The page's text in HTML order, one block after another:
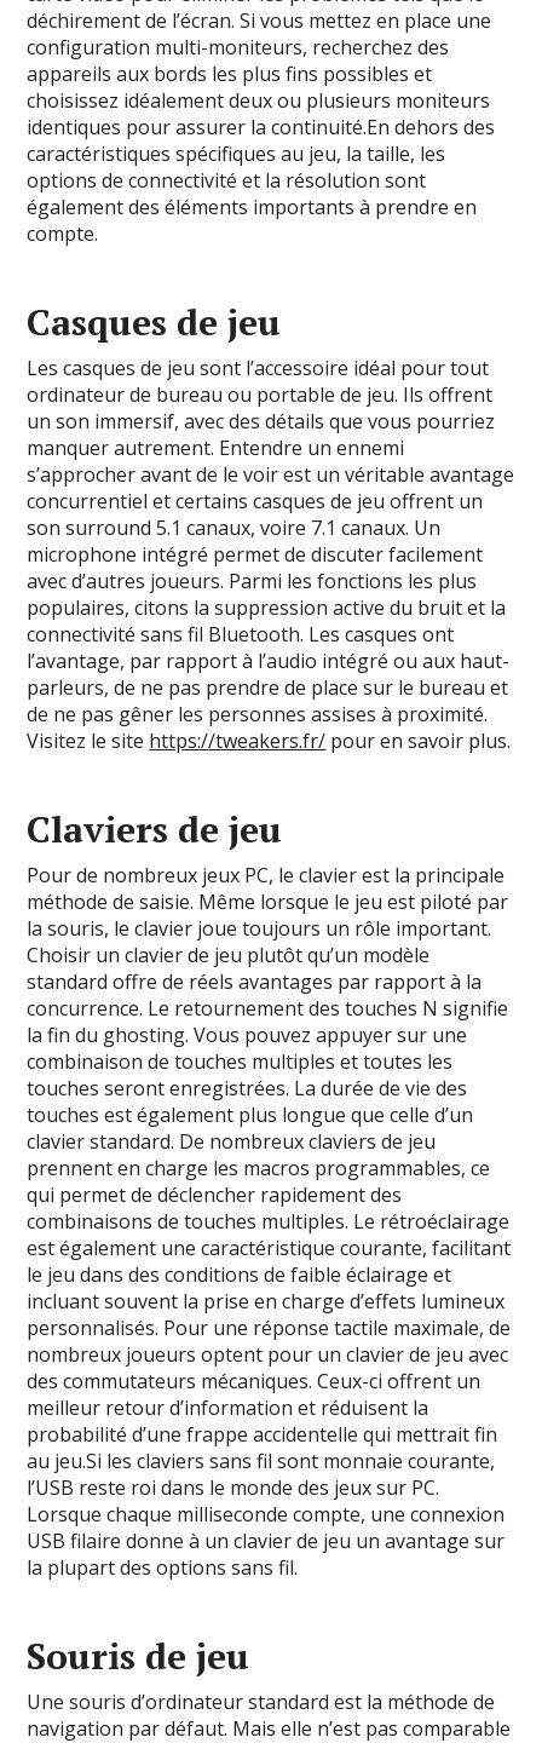
déchirement de l’écran. Si vous mettez en place une
configuration multi-moniteurs, recherchez des
appareils aux bords les plus fins possibles et
choisissez idéalement deux ou plusieurs moniteurs
identiques pour assurer la continuité.En dehors des
caractéristiques spécifiques au jeu, la taille, les
options de connectivité et la résolution sont
également des éléments importants à prendre en
compte.
Casques de jeu
Les casques de jeu sont l’accessoire idéal pour tout
ordinateur de bureau ou portable de jeu. Ils offrent
un son immersif, avec des détails que vous pourriez
manquer autrement. Entendre un ennemi
s’approcher avant de le voir est un véritable avantage
concurrentiel et certains casques de jeu offrent un
son surround 5.1 canaux, voire 7.1 canaux. Un
microphone intégré permet de discuter facilement
avec d’autres joueurs. Parmi les fonctions les plus
populaires, citons la suppression active du bruit et la
connectivité sans fil Bluetooth. Les casques ont
l’avantage, par rapport à l’audio intégré ou aux haut-
parleurs, de ne pas prendre de place sur le bureau et
de ne pas gêner les personnes assises à proximité.
Visitez le site https://tweakers.fr/ pour en savoir plus.
Claviers de jeu
Pour de nombreux jeux PC, le clavier est la principale
méthode de saisie. Même lorsque le jeu est piloté par
la souris, le clavier joue toujours un rôle important.
Choisir un clavier de jeu plutôt qu’un modèle
standard offre de réels avantages par rapport à la
concurrence. Le retournement des touches N signifie
la fin du ghosting. Vous pouvez appuyer sur une
combinaison de touches multiples et toutes les
touches seront enregistrées. La durée de vie des
touches est également plus longue que celle d’un
clavier standard. De nombreux claviers de jeu
prennent en charge les macros programmables, ce
qui permet de déclencher rapidement des
combinaisons de touches multiples. Le rétroéclairage
est également une caractéristique courante, facilitant
le jeu dans des conditions de faible éclairage et
incluant souvent la prise en charge d’effets lumineux
personnalisés. Pour une réponse tactile maximale, de
nombreux joueurs optent pour un clavier de jeu avec
des commutateurs mécaniques. Ceux-ci offrent un
meilleur retour d’information et réduisent la
probabilité d’une frappe accidentelle qui mettrait fin
au jeu.Si les claviers sans fil sont monnaie courante,
l’USB reste roi dans le monde des jeux sur PC.
Lorsque chaque milliseconde compte, une connexion
USB filaire donne à un clavier de jeu un avantage sur
la plupart des options sans fil.
Souris de jeu
Une souris d’ordinateur standard est la méthode de
navigation par défaut. Mais elle n’est pas comparable